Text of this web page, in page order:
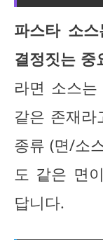
파스타 소
결정짓는 중
라면 소스
같은 존재
종류 (면/소
도 같은 면
답니다.